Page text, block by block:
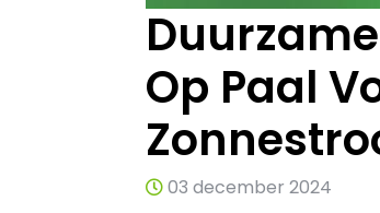
Op Paal
03 december 2024